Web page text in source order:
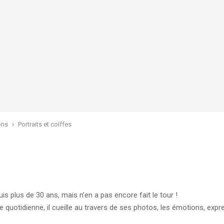
Portraits et coiffes
plus de 30 ans, mais n’en a pas encore fait le tour !
il cueille au travers de ses photos, les émotions,